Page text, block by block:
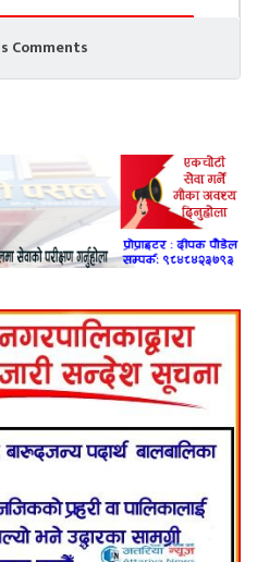
Comments